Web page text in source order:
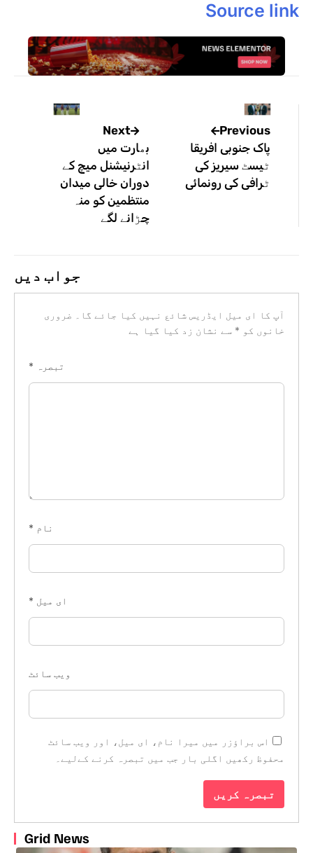
Source link
Previous
پاک جنوبی افریقا
ٹیسٹ سیریز کی
ٹرافی کی رونمائی
Next
بھارت میں
انٹرنیشنل میچ کے
دوران خالی میدان
منتظمین کو منہ
چڑانے لگے
جواب دیں
آپ کا ای میل ایڈریس شائع نہیں کیا جائے گا۔
ضروری
خانوں کو * سے نشان زد کیا گیا ہے
تبصرہ *
نام *
ای میل *
ویب‌ سائٹ
اس براؤزر میں میرا نام، ای میل، اور ویب سائٹ
محفوظ رکھیں اگلی بار جب میں تبصرہ کرنے کےلیے۔
Grid News